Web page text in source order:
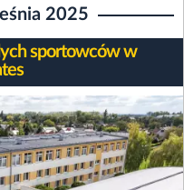
2025
sportowców w